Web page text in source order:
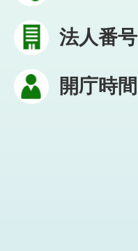
法人番号
開庁時間